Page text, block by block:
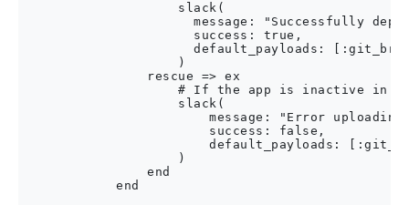
                    slack(
message: "Successfully
                      success: true,
default_payloads:
                    )
                rescue => ex
# If the app is inactive in
                    slack(
message: "Error
                        success: false,
default_payloads:
                    )
                end
            end